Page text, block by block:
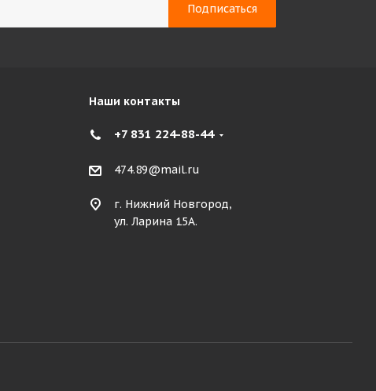
Наши контакты
+7 831 224-88-44
474.89@mail.ru
г. Нижний Новгород,
ул. Ларина 15А.